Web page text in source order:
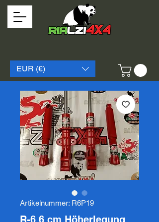
EUR (€)
Artikelnummer: R6P19
R-6 6 cm Höherlegung